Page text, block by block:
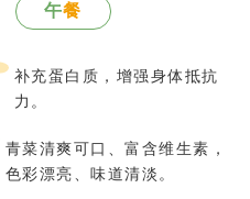
午餐
补充蛋白质，增强身体抵抗
力。
青菜清爽可口、富含维生素，
色彩漂亮、味道清淡。